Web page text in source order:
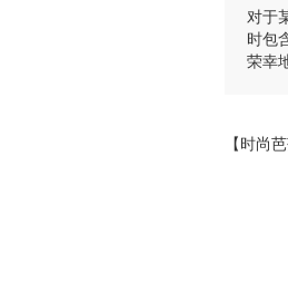
对于
时包
荣幸
【时尚